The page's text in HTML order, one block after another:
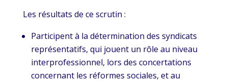
Les résultats de ce scrutin :
Participent à la détermination des syndicats
représentatifs, qui jouent un rôle au niveau
interprofessionnel, lors des concertations
concernant les réformes sociales, et au